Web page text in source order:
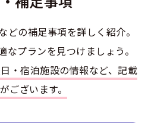
て
許センター)
大型二種
どの補足事項を詳しく紹介。
プランを見つけましょう。
ございます。